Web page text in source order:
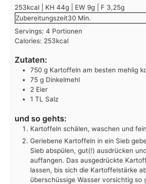
253kcal | KH 44g | EW 9g | F 3,25g
Zubereitungszeit30Minuten
Min.
Servings: 4 Portionen
Calories: 253kcal
Zutaten:
750 g Kartoffeln am besten mehlig
75 g Dinkelmehl
2 Eier
1 TL Salz
und so gehts:
Kartoffeln schälen, waschen und
Geriebene Kartoffeln in ein Sieb
Sieb abspülen, gut(!) ausdrücken
auffangen. Das ausgedrückte
lassen, bis sich die Kartoffelstärke
überschüssige Wasser vorsichtig so